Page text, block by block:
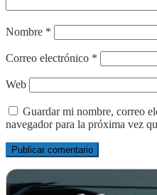
Nombre *
Correo electrónico *
Web
Guardar mi nombre, correo
navegador para la próxima vez